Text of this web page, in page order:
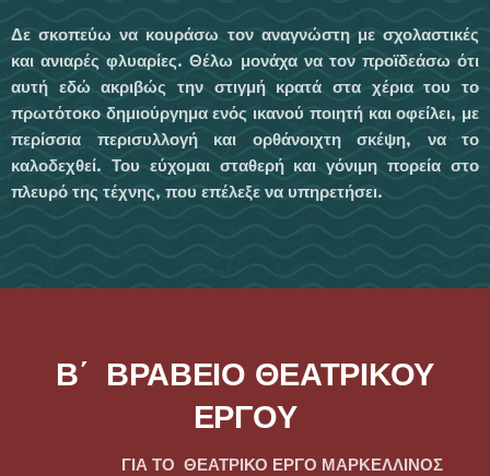
Δε σκοπεύω να κουράσω τον αναγνώστη με σχολαστικές
και ανιαρές φλυαρίες. Θέλω μο­νάχα να τον προϊδεάσω ότι
αυτή εδώ ακριβώς την στιγμή κρατά στα χέρια του το
πρωτότοκο δημιούργημα ενός ικανού ποιητή και οφείλει, με
περίσσια περισυλλογή και ορθάνοιχτη σκέ­ψη, να το
καλοδεχθεί. Του εύχομαι σταθερή και γόνιμη πορεία στο
πλευρό της τέχνης, που επέλεξε να υπηρετήσει.
Β΄ ΒΡΑΒΕΙΟ ΘΕΑΤΡΙΚΟΥ
ΕΡΓΟΥ
ΓΙΑ ΤΟ ΘΕΑΤΡΙΚΟ ΕΡΓΟ ΜΑΡΚΕΛΛΙΝΟΣ